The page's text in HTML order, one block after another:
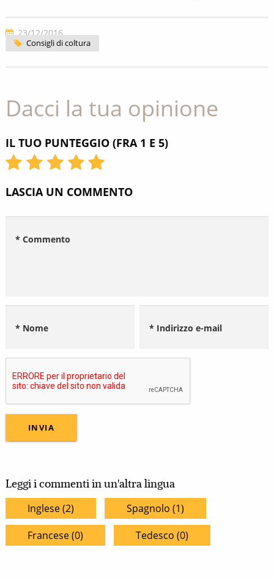
23/12/2016
Consigli di coltura
Dacci la tua opinione
IL TUO PUNTEGGIO (FRA 1 E 5)
LASCIA UN COMMENTO
* Commento
* Nome * Indirizzo e-mail
Leggi i commenti in un'altra lingua
Inglese (2) Spagnolo (1)
Francese (0) Tedesco (0)